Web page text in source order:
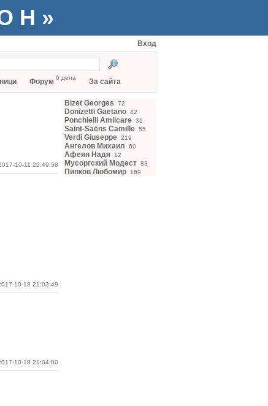
Вход
Форум 6 дена За сайта
10-11 22:49:58
10-18 21:03:49
10-18 21:04:00
Bizet Georges 72
Donizetti Gaetano 42
Ponchielli Amilcare 31
Saint-Saëns Camille 55
Verdi Giuseppe 219
Ангелов Михаил 60
Афеян Надя 12
Мусоргский Модест 83
Пипков Любомир 169